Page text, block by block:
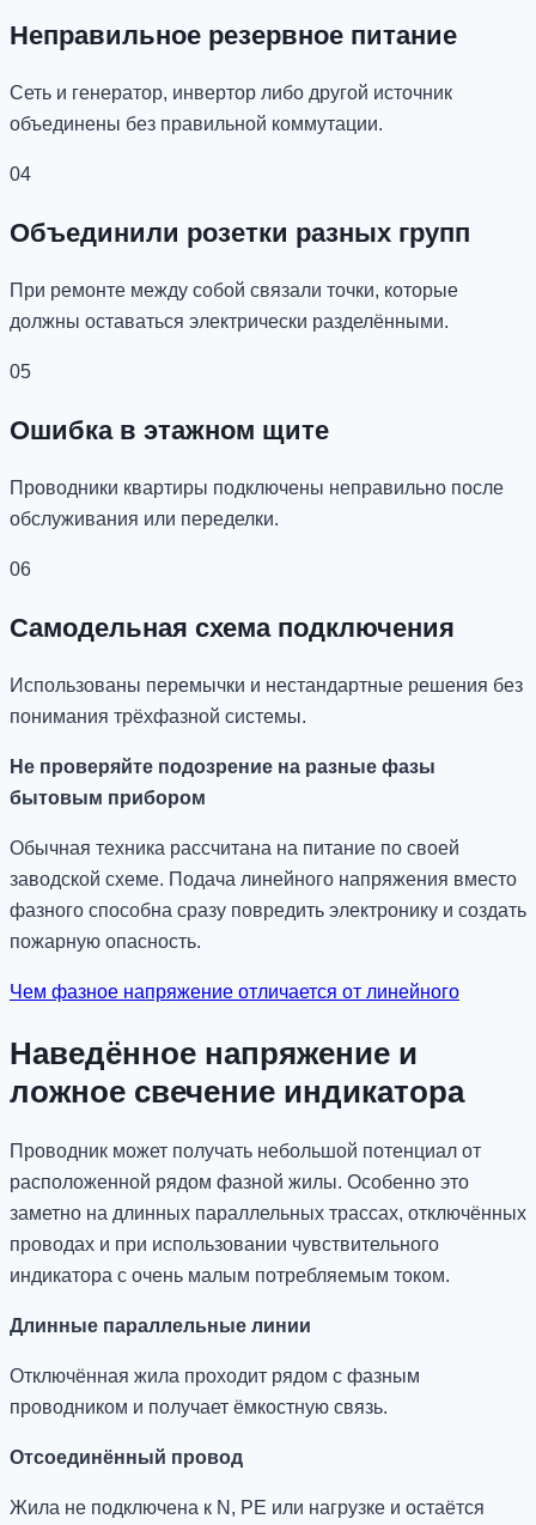
Неправильное резервное питание
Сеть и генератор, инвертор либо другой источник
объединены без правильной коммутации.
04
Объединили розетки разных групп
При ремонте между собой связали точки, которые
должны оставаться электрически разделёнными.
05
Ошибка в этажном щите
Проводники квартиры подключены неправильно после
обслуживания или переделки.
06
Самодельная схема подключения
Использованы перемычки и нестандартные решения без
понимания трёхфазной системы.
Не проверяйте подозрение на разные фазы
бытовым прибором
Обычная техника рассчитана на питание по своей
заводской схеме. Подача линейного напряжения вместо
фазного способна сразу повредить электронику и создать
пожарную опасность.
Чем фазное напряжение отличается от линейного
Наведённое напряжение и
ложное свечение индикатора
Проводник может получать небольшой потенциал от
расположенной рядом фазной жилы. Особенно это
заметно на длинных параллельных трассах, отключённых
проводах и при использовании чувствительного
индикатора с очень малым потребляемым током.
Длинные параллельные линии
Отключённая жила проходит рядом с фазным
проводником и получает ёмкостную связь.
Отсоединённый провод
Жила не подключена к N, PE или нагрузке и остаётся